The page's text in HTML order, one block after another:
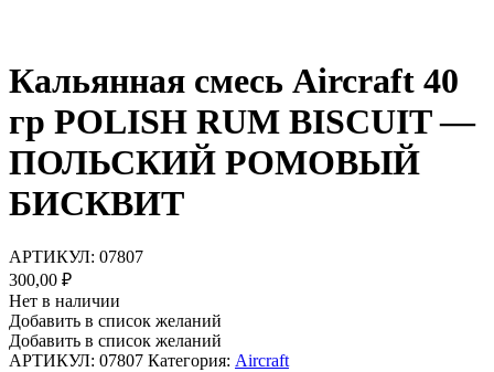
Кальянная смесь Aircraft 40
гр POLISH RUM BISCUIT —
ПОЛЬСКИЙ РОМОВЫЙ
БИСКВИТ
АРТИКУЛ: 07807
300,00 ₽
Нет в наличии
Добавить в список желаний
Добавить в список желаний
АРТИКУЛ: 07807 Категория: Aircraft